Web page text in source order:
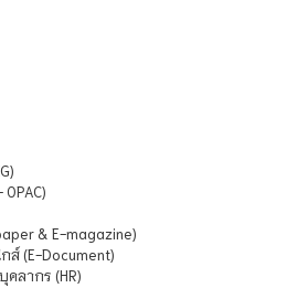
& E-magazine)
ส์ (E-Document)
ลากร (HR)